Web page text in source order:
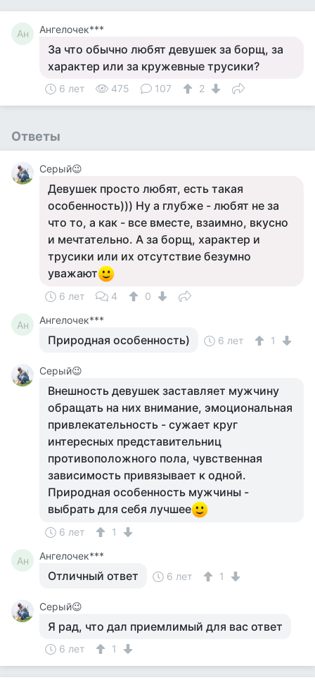
Ан Ангелочек***
За что обычно любят девушек за борщ, за
характер или за кружевные трусики?
6 лет 475 107 2
Ответы
Серый😉
Девушек просто любят, есть такая
особенность))) Ну а глубже - любят не за
что то, а как - все вместе, взаимно, вкусно
и мечтательно. А за борщ, характер и
трусики или их отсутствие безумно
уважают
6 лет 4 0
Ан Ангелочек***
Природная особенность) 6 лет 1
Серый😉
Внешность девушек заставляет мужчину
обращать на них внимание, эмоциональная
привлекательность - сужает круг
интересных представительниц
противоположного пола, чувственная
зависимость привязывает к одной.
Природная особенность мужчины -
выбрать для себя лучшее
6 лет 1
Ан Ангелочек***
Отличный ответ 6 лет 1
Серый😉
Я рад, что дал приемлимый для вас ответ
6 лет 1